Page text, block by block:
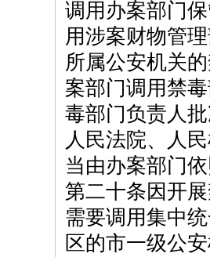
调用办案部门
用涉案财物管
所属公安机关
案部门调用禁
毒部门负责人
人民法院、人
当由办案部门
第二十条因开
需要调用集中
区的市一级公